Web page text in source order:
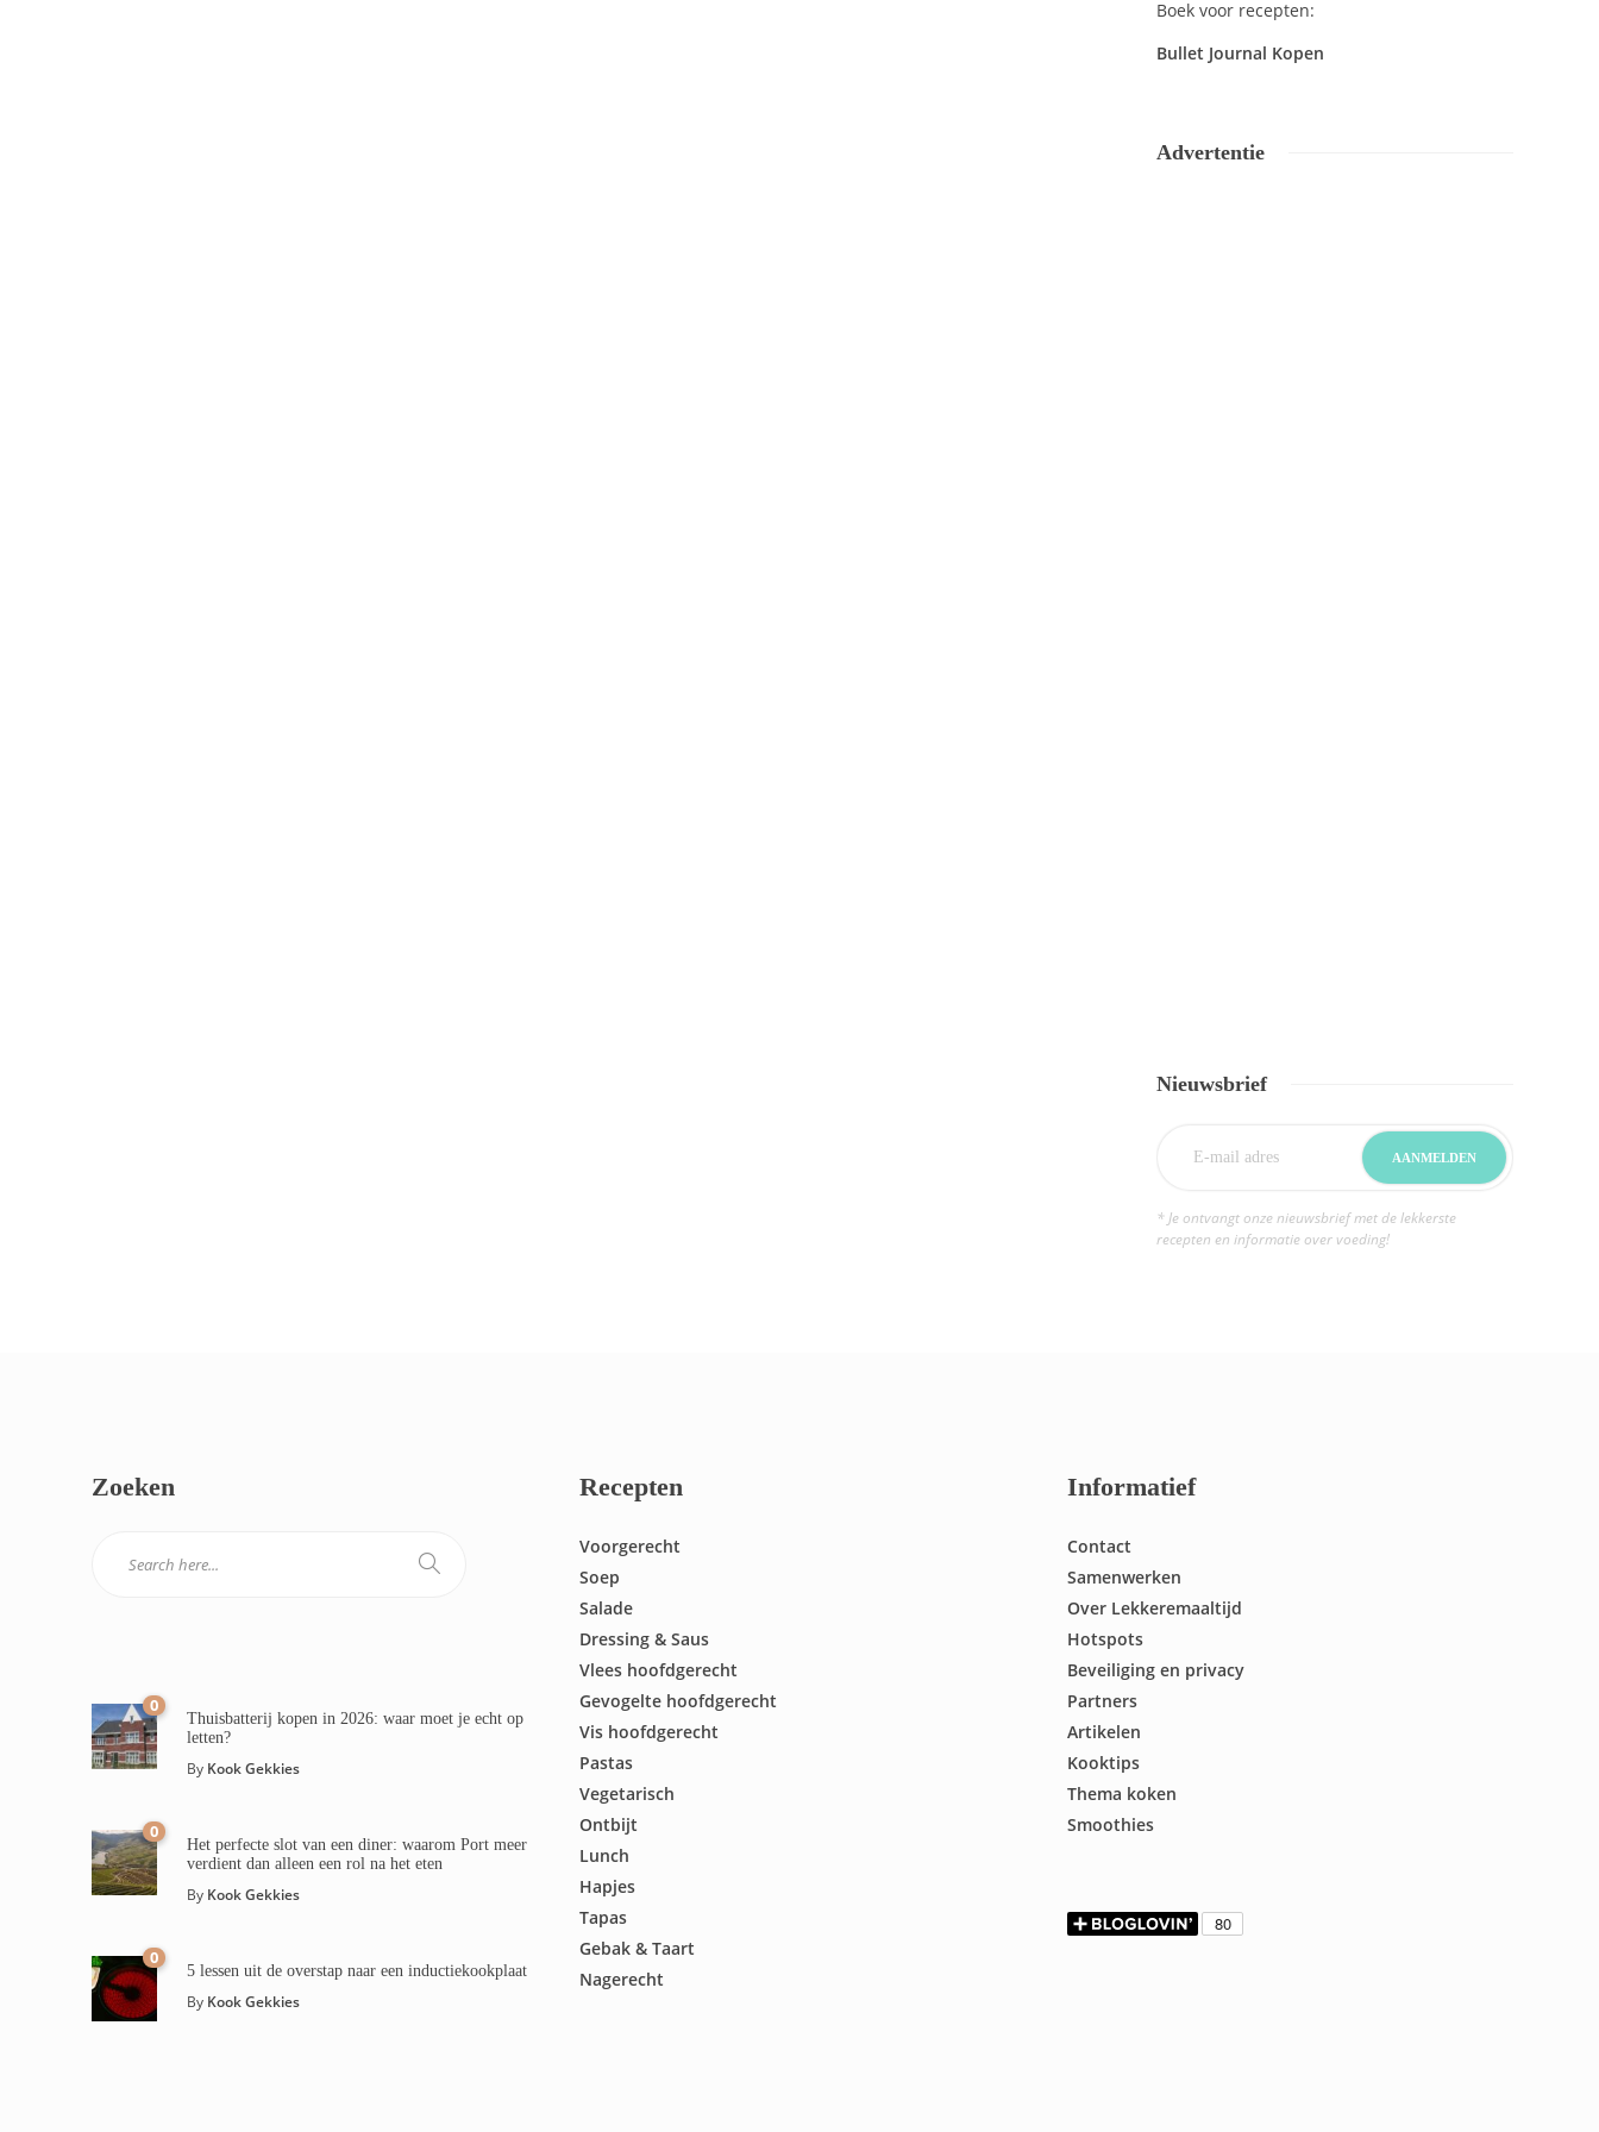
Boek voor recepten:
Bullet Journal Kopen
Advertentie
Nieuwsbrief
* Je ontvangt onze nieuwsbrief met de lekkerste
recepten en informatie over voeding!
Zoeken
0
Thuisbatterij kopen in 2026: waar moet je echt op
letten?
By Kook Gekkies
0
Het perfecte slot van een diner: waarom Port meer
verdient dan alleen een rol na het eten
By Kook Gekkies
0
5 lessen uit de overstap naar een inductiekookplaat
By Kook Gekkies
Recepten
Voorgerecht
Soep
Salade
Dressing & Saus
Vlees hoofdgerecht
Gevogelte hoofdgerecht
Vis hoofdgerecht
Pastas
Vegetarisch
Ontbijt
Lunch
Hapjes
Tapas
Gebak & Taart
Nagerecht
Informatief
Contact
Samenwerken
Over Lekkeremaaltijd
Hotspots
Beveiliging en privacy
Partners
Artikelen
Kooktips
Thema koken
Smoothies